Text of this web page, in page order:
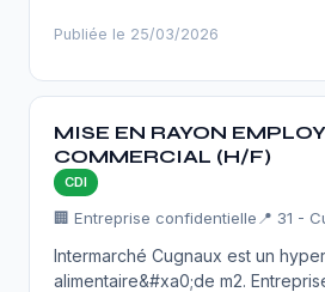
Publiée le 25/03/2026
MISE EN RAYON
COMMERCIAL (H/F)
CDI
🏢 Entreprise confidentielle 📍 31 -
Intermarché Cugnaux est un
alimentaire&#xa0;de m2.